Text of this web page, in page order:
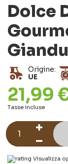
Dolce
Origine:
UE
21,99
Tasse incluse
Visualizza